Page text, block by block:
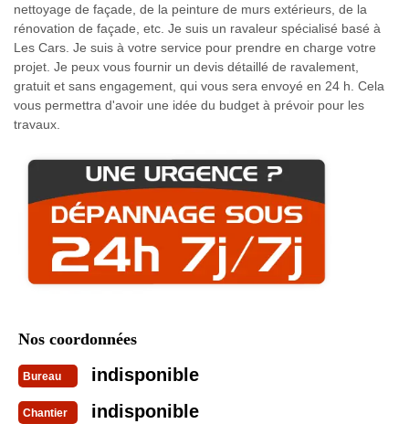
nettoyage de façade, de la peinture de murs extérieurs, de la
rénovation de façade, etc. Je suis un ravaleur spécialisé basé à
Les Cars. Je suis à votre service pour prendre en charge votre
projet. Je peux vous fournir un devis détaillé de ravalement,
gratuit et sans engagement, qui vous sera envoyé en 24 h. Cela
vous permettra d'avoir une idée du budget à prévoir pour les
travaux.
Nos coordonnées
Bureau indisponible
Chantier indisponible